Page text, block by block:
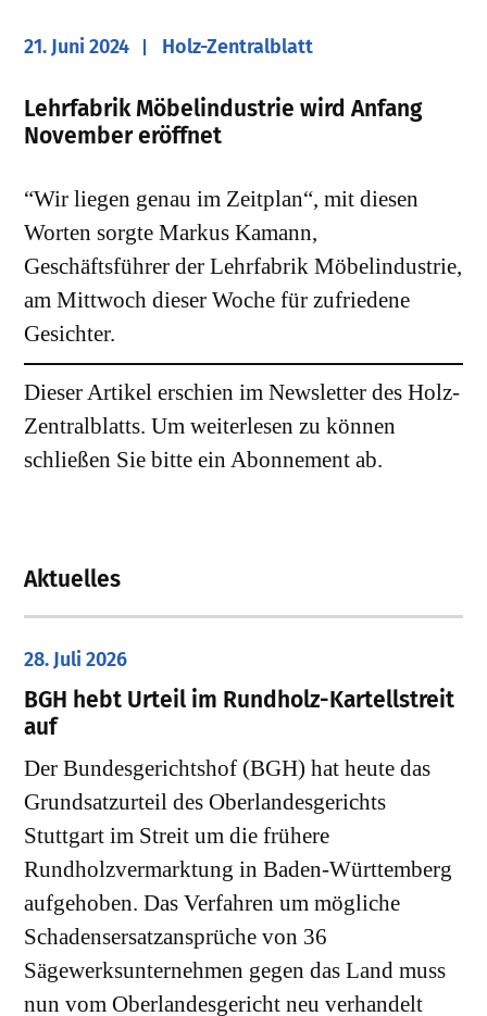
21. Juni 2024 Holz-Zentralblatt
Lehrfabrik Möbelindustrie wird Anfang
November eröffnet
​“Wir liegen genau im Zeitplan“, mit diesen
Worten sorgte Markus Kamann,
Geschäftsführer der Lehrfabrik Möbelindustrie,
am Mittwoch dieser Woche für zufriedene
Gesichter.
Dieser Artikel erschien im Newsletter des Holz-
Zentralblatts. Um weiterlesen zu können
schließen Sie bitte ein Abonnement ab.
Aktuelles
28. Juli 2026
​BGH hebt Urteil im Rundholz-Kartellstreit
auf
Der Bundesgerichtshof (BGH) hat heute das
Grundsatzurteil des Oberlandesgerichts
Stuttgart im Streit um die frühere
Rundholzvermarktung in Baden-Württemberg
aufgehoben. Das Verfahren um mögliche
Schadensersatzansprüche von 36
Sägewerksunternehmen gegen das Land muss
nun vom Oberlandesgericht neu verhandelt